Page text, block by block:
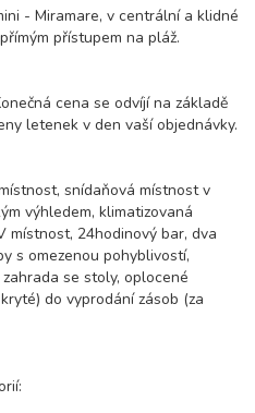
- Miramare, v centrální a klidné
přístupem na pláž.
cena se odvíjí na základě
letenek v den vaší objednávky.
snídaňová místnost v
výhledem, klimatizovaná
místnost, 24hodinový bar, dva
s omezenou pohyblivostí,
se stoly, oplocené
do vyprodání zásob (za